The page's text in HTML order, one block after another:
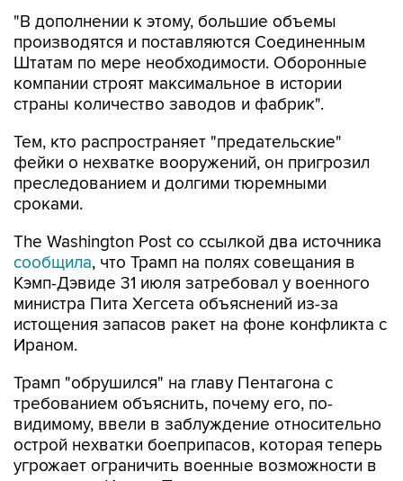
"В дополнении к этому, большие объемы
производятся и поставляются Соединенным
Штатам по мере необходимости. Оборонные
компании строят максимальное в истории
страны количество заводов и фабрик".
Тем, кто распространяет "предательские"
фейки о нехватке вооружений, он пригрозил
преследованием и долгими тюремными
сроками.
The Washington Post со ссылкой два источника
сообщила, что Трамп на полях совещания в
Кэмп-Дэвиде 31 июля затребовал у военного
министра Пита Хегсета объяснений из-за
истощения запасов ракет на фоне конфликта с
Ираном.
Трамп "обрушился" на главу Пентагона с
требованием объяснить, почему его, по-
видимому, ввели в заблуждение относительно
острой нехватки боеприпасов, которая теперь
угрожает ограничить военные возможности в